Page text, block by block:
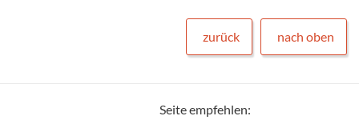
zurück nach oben
Seite empfehlen: